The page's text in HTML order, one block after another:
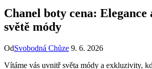
Chanel boty cena: Elegance
světě módy
OdSvobodná Chůze 9. 6. 2026
Vítáme vás uvnitř světa módy a⁣ exkluzivity,​